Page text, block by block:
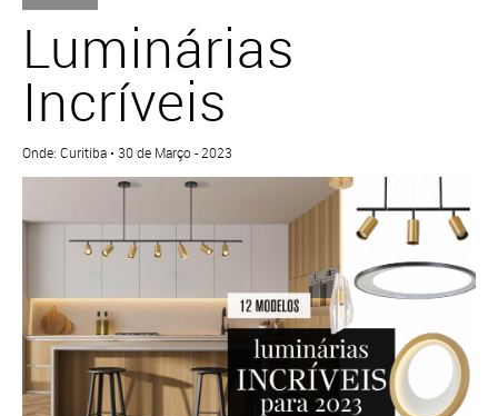
Luminárias
Incríveis
Onde: Curitiba • 30 de Março - 2023